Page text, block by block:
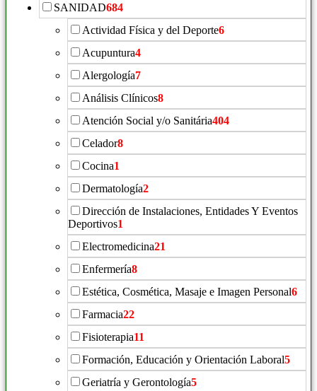
SANIDAD684
Actividad Física y del Deporte6
Acupuntura4
Alergología7
Análisis Clínicos8
Atención Social y/o Sanitária404
Celador8
Cocina1
Dermatología2
Dirección de Instalaciones, Entidades Y Eventos
Deportivos1
Electromedicina21
Enfermería8
Estética, Cosmética, Masaje e Imagen Personal6
Farmacia22
Fisioterapia11
Formación, Educación y Orientación Laboral5
Geriatría y Gerontología5